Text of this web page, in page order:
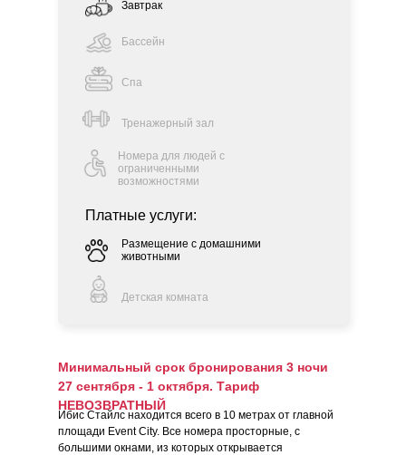
Завтрак
Бассейн
Спа
Тренажерный зал
Номера для людей с
ограниченными
возможностями
Платные услуги:
Размещение с домашними
животными
Детская комната
Минимальный срок бронирования 3 ночи
27 сентября - 1 октября. Тариф
НЕВОЗВРАТНЫЙ
Ибис Стайлс находится всего в 10 метрах от главной
площади Event City. Все номера просторные, с
большими окнами, из которых открывается